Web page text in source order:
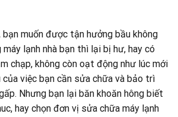
muốn được tận hưởng bầu không
lạnh nhà bạn thì lại bị hư, hay có
chạp, không còn oạt động như lúc mới
của việc bạn cần sửa chữa và bảo trì
Nhưng bạn lại băn khoăn hông biết
hay chọn đơn vị sửa chữa máy lạnh